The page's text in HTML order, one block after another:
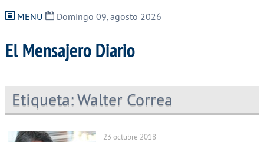
MENU Domingo 09, agosto 2026
El Mensajero Diario
Etiqueta:Walter Correa
23 octubre 2018